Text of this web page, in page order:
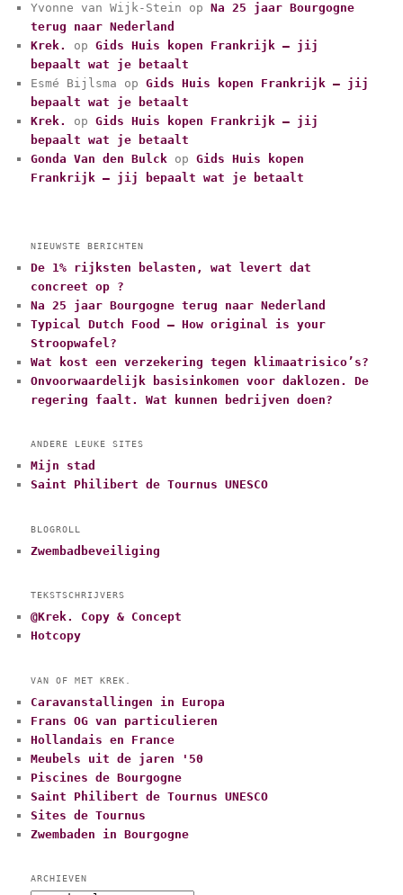
g
o
r
i
e
ë
Yvonne van Wijk-Stein opNa 25 jaar Bourgogne
terug naar Nederland
Krek.
opGids Huis kopen Frankrijk – jij
bepaalt wat je betaalt
Esmé Bijlsma opGids Huis kopen Frankrijk – jij
bepaalt wat je betaalt
Krek.
opGids Huis kopen Frankrijk – jij
bepaalt wat je betaalt
Gonda Van den Bulck opGids Huis kopen
Frankrijk – jij bepaalt wat je betaalt
NIEUWSTE BERICHTEN
De 1% rijksten belasten, wat levert dat
concreet op ?
Na 25 jaar Bourgogne terug naar Nederland
Typical Dutch Food – How original is your
Stroopwafel?
Wat kost een verzekering tegen klimaatrisico’s?
Onvoorwaardelijk basisinkomen voor daklozen. De
regering faalt. Wat kunnen bedrijven doen?
ANDERE LEUKE SITES
Mijn stad
Saint Philibert de Tournus UNESCO
BLOGROLL
Zwembadbeveiliging
TEKSTSCHRIJVERS
@Krek. Copy & Concept
Hotcopy
VAN OF MET KREK.
Caravanstallingen in Europa
Frans OG van particulieren
Hollandais en France
Meubels uit de jaren '50
Piscines de Bourgogne
Saint Philibert de Tournus UNESCO
Sites de Tournus
Zwembaden in Bourgogne
ARCHIEVEN